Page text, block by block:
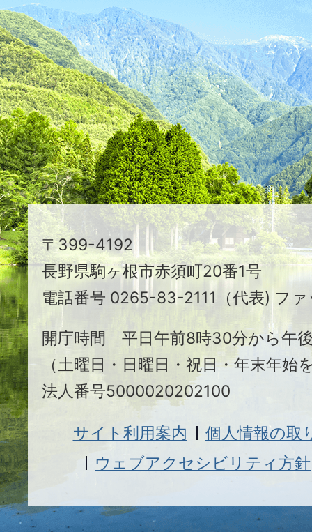
た
つ
映
え
る
ま
ち
駒
ヶ
根
市
〒399-4192
長野県駒ヶ根市赤須町20番1号
電話番号 0265-83-2111（代表) フ
開庁時間 平日午前8時30分から午
（土曜日・日曜日・祝日・年末年始
法人番号5000020202100
サイト利用案内
個人情報の取
ウェブアクセシビリティ方針